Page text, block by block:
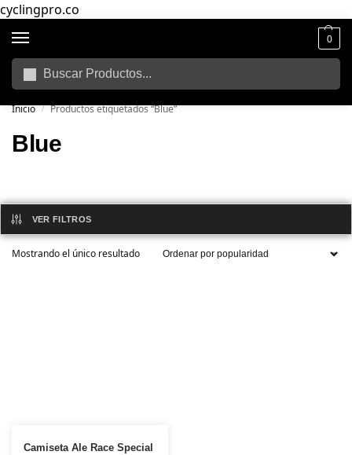
cyclingpro.co
0
🚴‍ Envío gratuito a todo Colombia por compras superiores a $250.000
Inicio / Productos etiquetados “Blue”
Blue
VER FILTROS
Mostrando el único resultado
Camiseta Ale Race Special